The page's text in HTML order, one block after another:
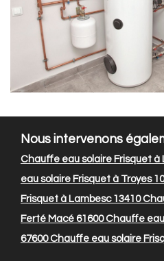
Nous intervenons
Chauffe eau solaire Frisquet à
eau solaire Frisquet à Troyes
Frisquet à Lambesc 13410
Ferté Macé 61600Chauffe
67600Chauffe eau solaire